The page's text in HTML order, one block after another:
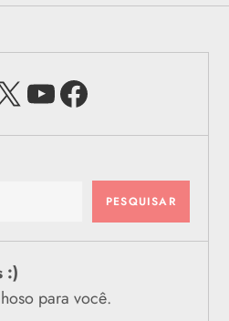
X Youtube
PESQUISAR
:)
para você.